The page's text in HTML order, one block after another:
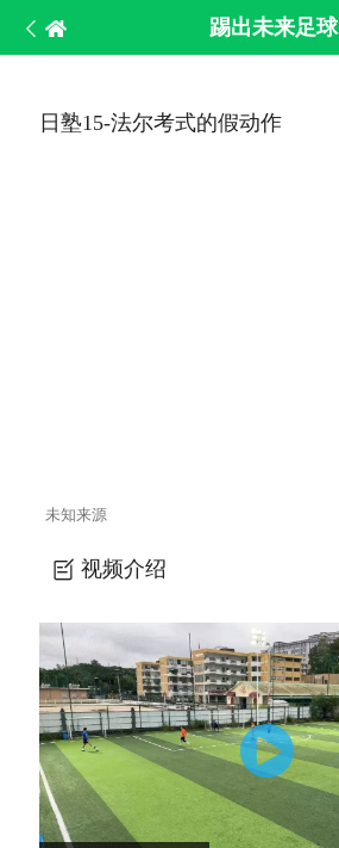
踢出未来足球
日塾15-法尔考式的假动作
未知来源
视频介绍